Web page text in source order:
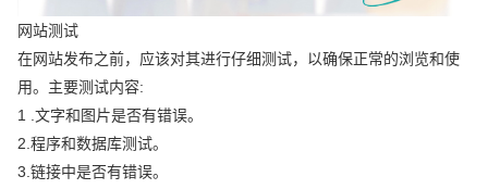
网站测试
在网站发布之前，应该对其进行仔细测试，以确保正常的浏览和使
用。主要测试内容:
1 .文字和图片是否有错误。
2.程序和数据库测试。
3.链接中是否有错误。